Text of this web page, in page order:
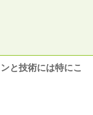
と技術には特にこ